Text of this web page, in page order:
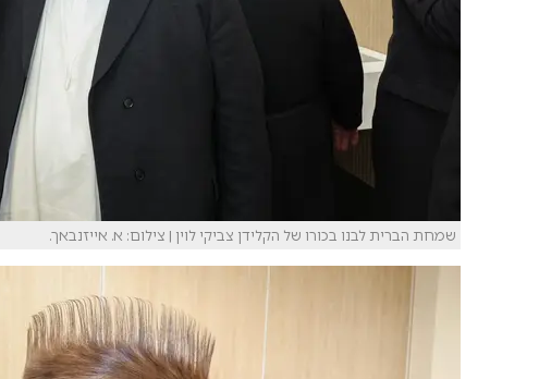
שמחת הברית לבנו בכורו של הקלידן צביקי לוין | צילום: א. אייזנבאך.